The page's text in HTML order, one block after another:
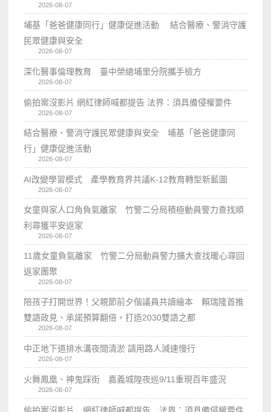
2026-08-07
埔基「爸爸健康同行」健康促進活動 結合醫療、警消守護
民眾健康與安全
2026-08-07
深化醫事倫理教育 臺中榮總埔里分院攜手檢方
2026-08-07
偷拍案沒影片 網紅律師喊都提告 法界：須具備侵權要件
2026-08-07
結合醫療、警消守護民眾健康與安全 埔基「爸爸健康同
行」健康促進活動
2026-08-07
AI改變學習模式 產學教育界共議K-12教育轉型新藍圖
2026-08-07
女童與家人口角負氣離家 竹警二分局積極動員警力查找順
利尋獲平安返家
2026-08-07
11歲女童負氣離家 竹警二分局動員警力擴大查找暖心尋回
返家團聚
2026-08-07
陪孩子打開世界！父親節前夕偕議員共讀繪本 賴瑞隆首推
雙語政見、承諾預算翻倍，打造2030雙語之都
2026-08-07
中正地下道排水溝夜間清淤 請用路人減速慢行
2026-08-07
火舞鳳凰、神鬼踩街 嘉義城隍夜巡9/11重現百年盛況
2026-08-07
偷拍案沒影片 網紅律師喊都提告 法界：須具備侵權要件